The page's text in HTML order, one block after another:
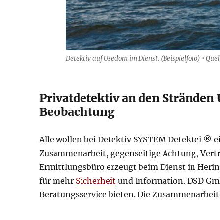
Detektiv auf Usedom im Dienst. (Beispielfoto) •
Privatdetektiv an den
Beobachtung
Alle wollen bei Detektiv SYSTEM Detektei ®
Zusammenarbeit, gegenseitige Achtung,
Ermittlungsbüro erzeugt beim Dienst in
für mehr Sicherheit und Information. DSD
Beratungsservice bieten. Die